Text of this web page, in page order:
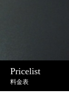
Pricelist
料金表